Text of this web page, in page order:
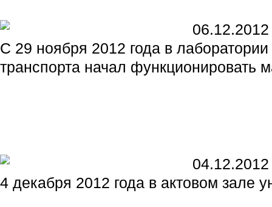
06.12.2012
С 29 ноября 2012 года в
транспорта начал функционировать
04.12.2012
4 декабря 2012 года в актовом зале